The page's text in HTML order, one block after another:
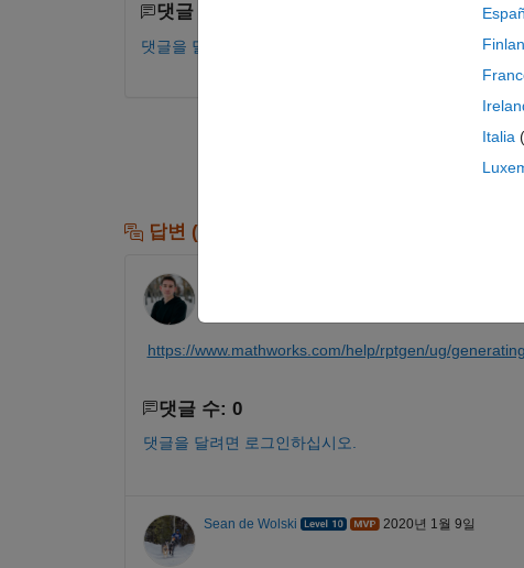
댓글 수: 0
댓글을 달려면 로그인하십시오.
답변 (2개)
https://www.mathworks.com/help/rptgen/ug/
댓글 수: 0
댓글을 달려면 로그인하십시오.
Sean de Wolski 2020년 1월 9일
Italia